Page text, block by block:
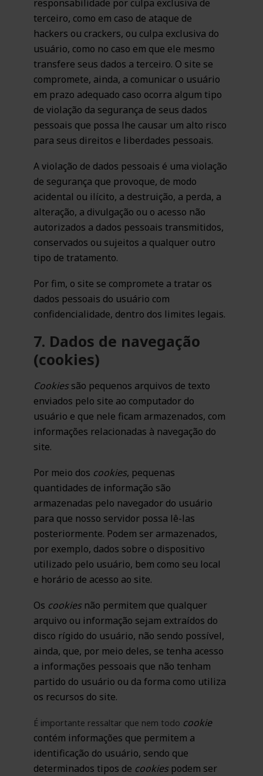
responsabilidade por culpa exclusiva de
terceiro, como em caso de ataque de
hackers ou crackers, ou culpa exclusiva do
usuário, como no caso em que ele mesmo
transfere seus dados a terceiro. O site se
compromete, ainda, a comunicar o usuário
em prazo adequado caso ocorra algum tipo
de violação da segurança de seus dados
pessoais que possa lhe causar um alto risco
para seus direitos e liberdades pessoais.
A violação de dados pessoais é uma violação
de segurança que provoque, de modo
acidental ou ilícito, a destruição, a perda, a
alteração, a divulgação ou o acesso não
autorizados a dados pessoais transmitidos,
conservados ou sujeitos a qualquer outro
tipo de tratamento.
Por fim, o site se compromete a tratar os
dados pessoais do usuário com
confidencialidade, dentro dos limites legais.
7. Dados de navegação
(cookies)
Cookiessão pequenos arquivos de texto
enviados pelo site ao computador do
usuário e que nele ficam armazenados, com
informações relacionadas à navegação do
site.
Por meio dos cookies, pequenas
quantidades de informação são
armazenadas pelo navegador do usuário
para que nosso servidor possa lê-las
posteriormente. Podem ser armazenados,
por exemplo, dados sobre o dispositivo
utilizado pelo usuário, bem como seu local
e horário de acesso ao site.
Os cookiesnão permitem que qualquer
arquivo ou informação sejam extraídos do
disco rígido do usuário, não sendo possível,
ainda, que, por meio deles, se tenha acesso
a informações pessoais que não tenham
partido do usuário ou da forma como utiliza
os recursos do site.
É importante ressaltar que nem todo cookie
contém informações que permitem a
identificação do usuário, sendo que
determinados tipos de cookiespodem ser